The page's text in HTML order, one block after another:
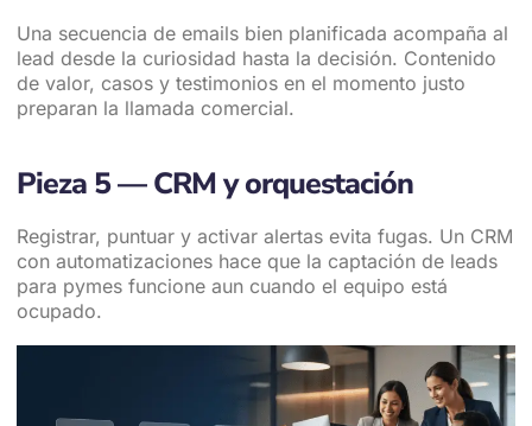
Una secuencia de emails bien planificada acompaña al
lead desde la curiosidad hasta la decisión. Contenido
de valor, casos y testimonios en el momento justo
preparan la llamada comercial.
Pieza 5 — CRM y orquestación
Registrar, puntuar y activar alertas evita fugas. Un CRM
con automatizaciones hace que la captación de leads
para pymes funcione aun cuando el equipo está
ocupado.